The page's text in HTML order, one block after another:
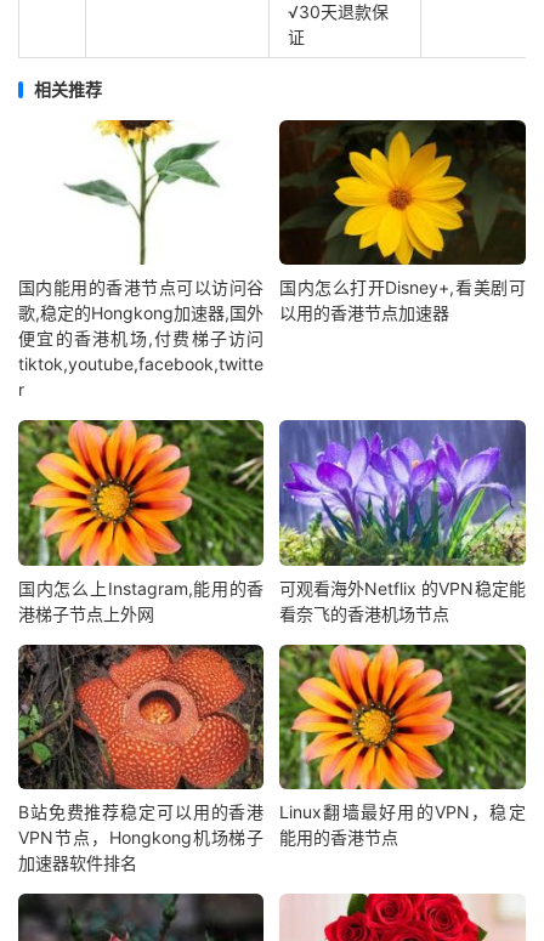
√30天退款保
证
相关推荐
国内能用的香港节点可以访问谷
歌,稳定的Hongkong加速器,国外
便宜的香港机场,付费梯子访问
tiktok,youtube,facebook,twitte
r
国内怎么打开Disney+,看美剧可
以用的香港节点加速器
国内怎么上Instagram,能用的香
港梯子节点上外网
可观看海外Netflix 的VPN稳定能
看奈飞的香港机场节点
B站免费推荐稳定可以用的香港
VPN节点，Hongkong机场梯子
加速器软件排名
Linux翻墙最好用的VPN，稳定
能用的香港节点